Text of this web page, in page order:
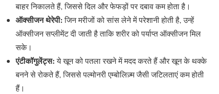
बाहर निकालते हैं, जिससे दिल और फेफड़ों पर दबाव कम होता है।
ऑक्सीजन थेरेपी:जिन मरीजों को सांस लेने में परेशानी होती है, उन्हें
ऑक्सीजन सप्लीमेंट दी जाती है ताकि शरीर को पर्याप्त ऑक्सीजन मिल
सके।
एंटीकॉगुलेंट्स:ये खून को पतला रखने में मदद करते हैं और खून के थक्के
बनने से रोकते हैं, जिससे पल्मोनरी एम्बोलिज़्म जैसी जटिलताएं कम होती
हैं।